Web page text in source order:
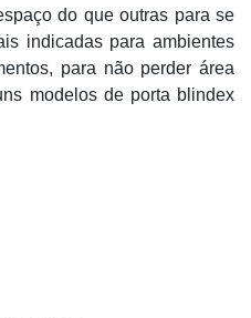
do que outras para se
indicadas para ambientes
para não perder área
modelos de porta blindex